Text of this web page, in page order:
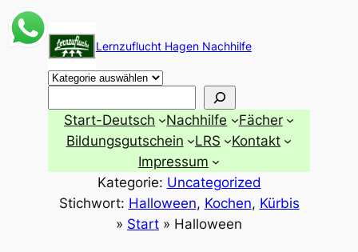
Zum
Inhalt
springen
Lernzuflucht Hagen Nachhilfe
Start-Deutsch Nachhilfe
Fächer
Bildungsgutschein
LRS
Kontakt
Impressum
Kategorie: Uncategorized
Stichwort: Halloween, Kochen, Kürbis
» Start » Halloween